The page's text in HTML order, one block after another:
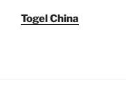
Togel China